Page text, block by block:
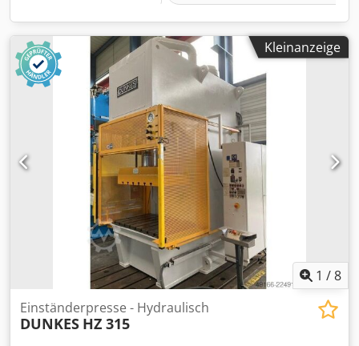
Kleinanzeige
1 /8
Einständerpresse - Hydraulisch
DUNKES HZ 315